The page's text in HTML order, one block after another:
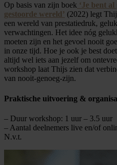
Op basis van zijn boek ‘Je bent
gestoorde wereld’ (2022) legt
een wereld van prestatiedruk,
verwachtingen. Het idee nóg
moeten zijn en het gevoel nooit
in onze tijd. Hoe je ook je best
altijd wel iets aan jezelf om
workshop laat Thijs zien dat
van nooit-genoeg-zijn.
Praktische uitvoering &
– Duur workshop: 1 uur – 3.5 uur
– Aantal deelnemers live en/of
N.v.t.